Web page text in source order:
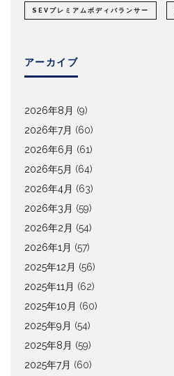
SEVプレミアムボディバランサー
アーカイブ
2026年8月 (9)
2026年7月 (60)
2026年6月 (61)
2026年5月 (64)
2026年4月 (63)
2026年3月 (59)
2026年2月 (54)
2026年1月 (57)
2025年12月 (56)
2025年11月 (62)
2025年10月 (60)
2025年9月 (54)
2025年8月 (59)
2025年7月 (60)